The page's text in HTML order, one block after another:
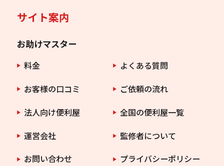
サイト案内
お助けマスター
料金
よくある質問
お客様の口コミ
ご依頼の流れ
法人向け便利屋
全国の便利屋一覧
運営会社
監修者について
お問い合わせ
プライバシーポリシー